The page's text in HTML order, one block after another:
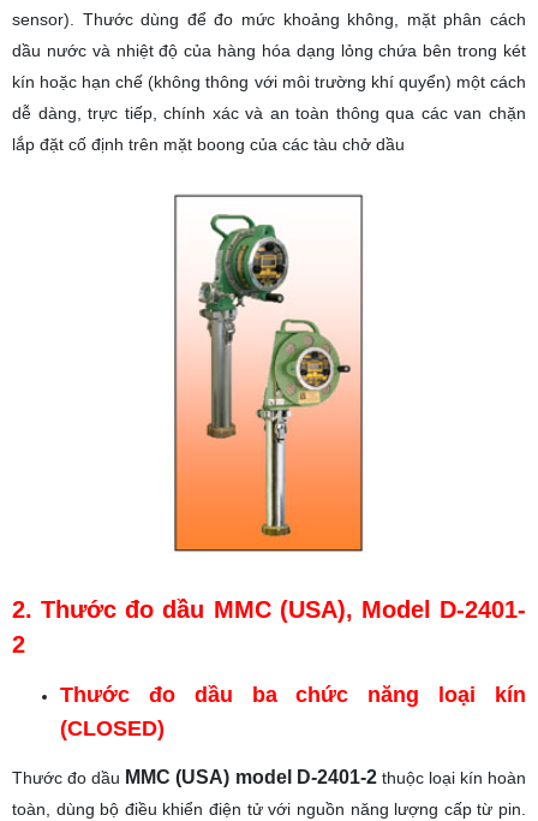
sensor). Thước dùng để đo mức khoảng không, mặt phân cách
dầu nước và nhiệt độ của hàng hóa dạng lỏng chứa bên trong két
kín hoặc hạn chế (không thông với môi trường khí quyển) một cách
dễ dàng, trực tiếp, chính xác và an toàn thông qua các van chặn
lắp đặt cố định trên mặt boong của các tàu chở dầu
2. Thước đo dầu MMC (USA), Model D-2401-
2
Thước đo dầu ba chức năng loại kín
(CLOSED)
Thước đo dầu MMC (USA) model D-2401-2thuộc loại kín hoàn
toàn, dùng bộ điều khiển điện tử với nguồn năng lượng cấp từ pin.